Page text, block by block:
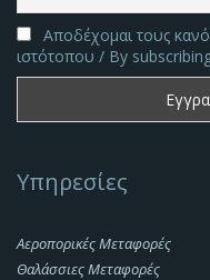
Αποδέχομαι τους
ιστότοπου / By
Υπηρεσίες
Αεροπορικές Μεταφορές
Θαλάσσιες Μεταφορές